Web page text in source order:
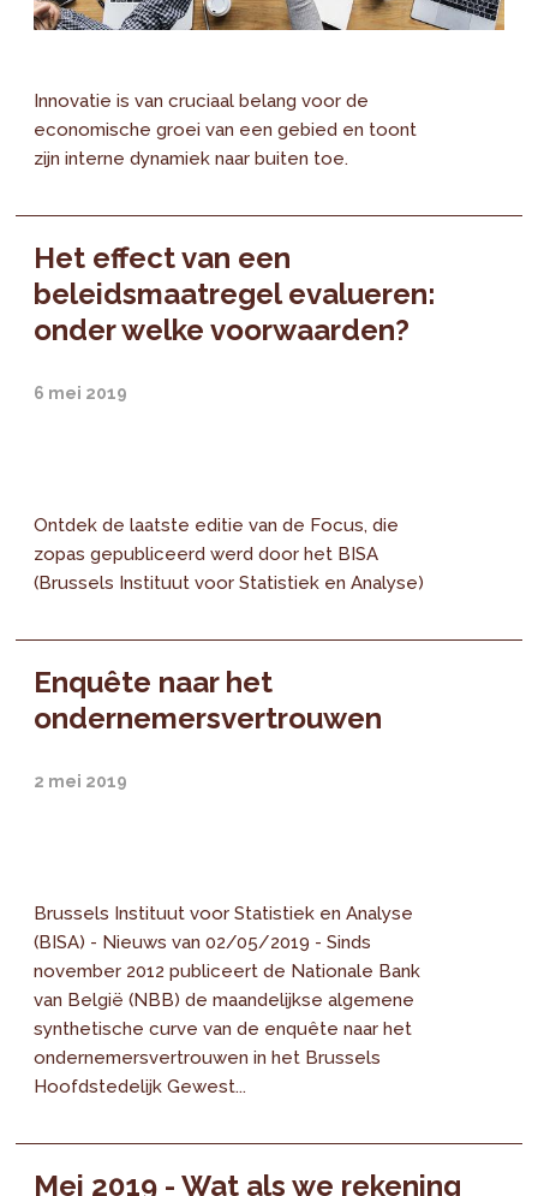
Innovatie is van cruciaal belang voor de
economische groei van een gebied en toont
zijn interne dynamiek naar buiten toe.
Het effect van een
beleidsmaatregel evalueren:
onder welke voorwaarden?
6 mei 2019
Ontdek de laatste editie van de Focus, die
zopas gepubliceerd werd door het BISA
(Brussels Instituut voor Statistiek en Analyse)
Enquête naar het
ondernemersvertrouwen
2 mei 2019
Brussels Instituut voor Statistiek en Analyse
(BISA) - Nieuws van 02/05/2019 - Sinds
november 2012 publiceert de Nationale Bank
van België (NBB) de maandelijkse algemene
synthetische curve van de enquête naar het
ondernemersvertrouwen in het Brussels
Hoofdstedelijk Gewest...
Mei 2019 - Wat als we rekening